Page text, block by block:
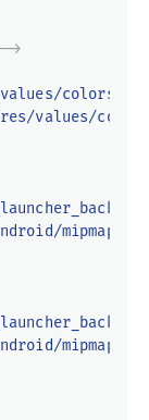
>
values/
mipmap-
mipmap-